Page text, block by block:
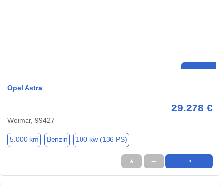
Opel Astra
29.278 €
Weimar, 99427
5.000 km Benzin 100 kw (136 PS)
★ ➦ ➜